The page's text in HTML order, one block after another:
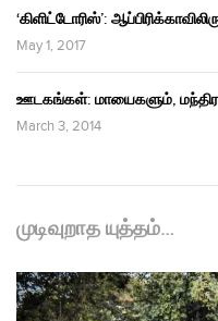
‘கிளிட்டோரிஸ்’:
May 1, 2017
ஊடகங்கள்: மாயைகளும்,
March 3, 2014
முடிவுறாத யுத்தம்…